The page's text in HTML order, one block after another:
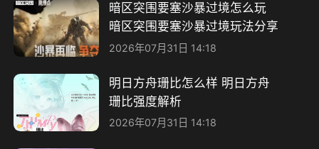
暗区突围要塞沙暴过境怎么玩
暗区突围要塞沙暴过境玩法分享
2026年07月31日 14:18
明日方舟珊比怎么样 明日方舟
珊比强度解析
2026年07月31日 14:18